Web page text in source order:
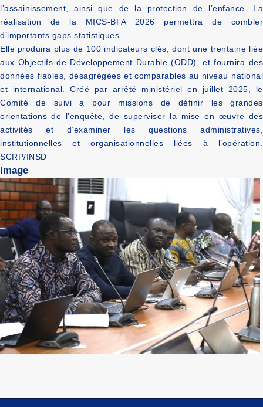
l’assainissement, ainsi que de la protection de l’enfance. La
réalisation de la MICS-BFA 2026 permettra de combler
d’importants gaps statistiques.
Elle produira plus de 100 indicateurs clés, dont une trentaine liée
aux Objectifs de Développement Durable (ODD), et fournira des
données fiables, désagrégées et comparables au niveau national
et international. Créé par arrêté ministériel en juillet 2025, le
Comité de suivi a pour missions de définir les grandes
orientations de l’enquête, de superviser la mise en œuvre des
activités et d’examiner les questions administratives,
institutionnelles et organisationnelles liées à l’opération.
SCRP/INSD
Image